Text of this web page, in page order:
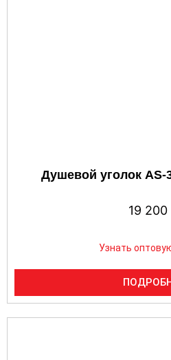
Душевой уголок AS-
19 200
Узнать